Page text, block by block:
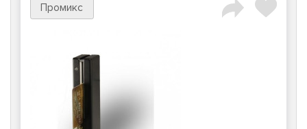
Промикс